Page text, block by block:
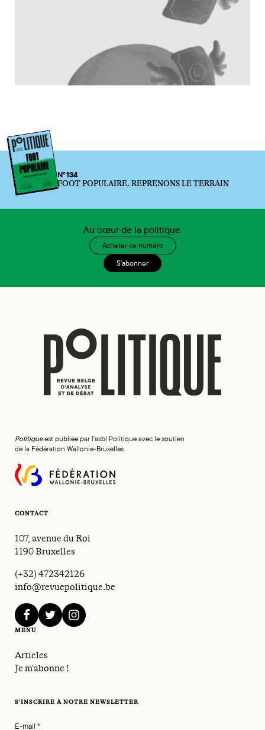
N°134
FOOT POPULAIRE. REPRENONS LE TERRAIN
Au cœur de la politique.
Acheter ce numéro
S'abonner
Politiqueest publiée par l'asbl Politique avec le soutien
de la Fédération Wallonie-Bruxelles.
CONTACT
107, avenue du Roi
1190 Bruxelles
(+32) 472342126
info@revuepolitique.be
facebooktwitterinstagram
MENU
Articles
Je m'abonne !
S'INSCRIRE À NOTRE NEWSLETTER
E-mail *